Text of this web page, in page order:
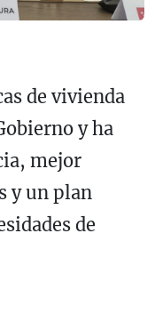
de vivienda
y ha
mejor
y un plan
de